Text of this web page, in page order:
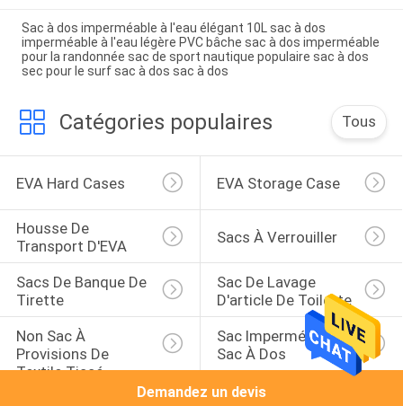
Sac à dos imperméable à l'eau élégant 10L sac à dos
imperméable à l'eau légère PVC bâche sac à dos imperméable
pour la randonnée sac de sport nautique populaire sac à dos
sec pour le surf sac à dos sac à dos
Catégories populaires Tous
EVA Hard Cases EVA Storage Case
Housse De
Transport D'EVA
Sacs À Verrouiller
Sacs De Banque De
Tirette
Sac De Lavage
D'article De Toilette
Non Sac À
Provisions De
Textile Tissé
Sac Imperméable De
Sac À Dos
Demandez un devis